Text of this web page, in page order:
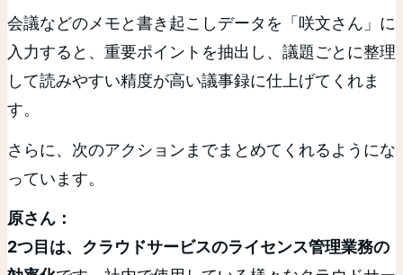
会議などのメモと書き起こしデータを「咲文さん」に
入力すると、重要ポイントを抽出し、議題ごとに整理
して読みやすい精度が高い議事録に仕上げてくれま
す。
さらに、次のアクションまでまとめてくれるようにな
っています。
原さん：
2つ目は、クラウドサービスのライセンス管理業務の